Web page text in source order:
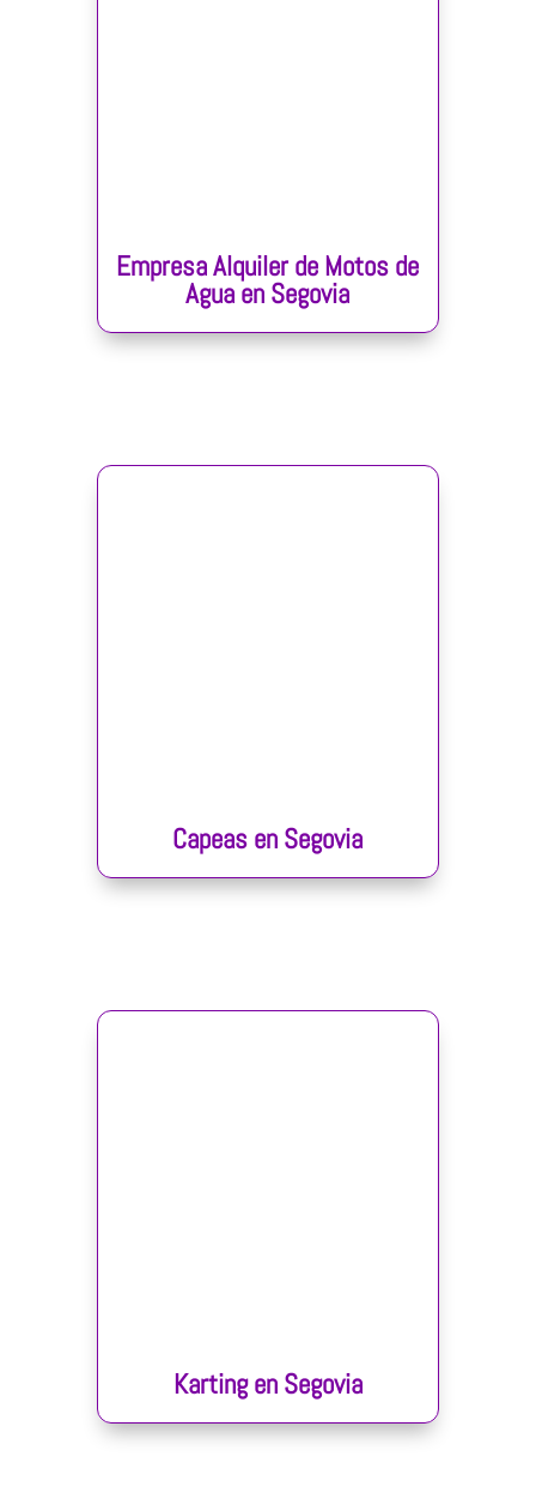
Empresa Alquiler de Motos de
Agua en Segovia
Capeas en Segovia
Karting en Segovia